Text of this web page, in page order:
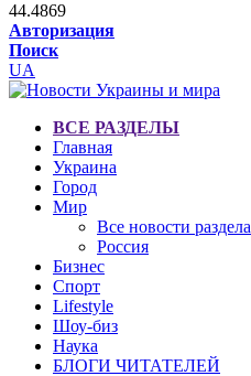
44.4869
Авторизация
Поиск
UA
ВСЕ РАЗДЕЛЫ
Главная
Украина
Город
Мир
Все новости раздела
Россия
Бизнес
Спорт
Lifestyle
Шоу-биз
Наука
БЛОГИ ЧИТАТЕЛЕЙ